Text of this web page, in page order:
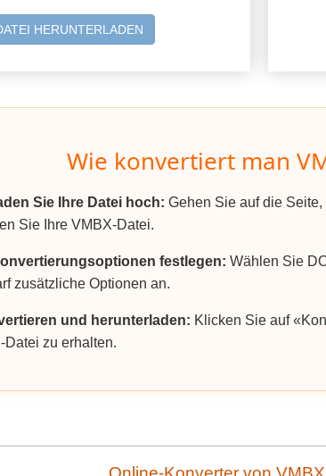
HERUNTERLADEN
Wie konvertiert man
Sie Ihre Datei hoch: Gehen Sie auf die
Sie Ihre VMBX-Datei.
festlegen: Wählen Sie
zusätzliche Optionen an.
und herunterladen: Klicken Sie auf
Datei zu erhalten.